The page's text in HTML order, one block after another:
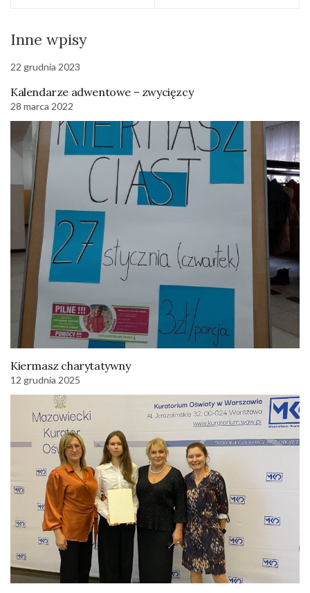
Inne wpisy
22 grudnia 2023
Kalendarze adwentowe – zwycięzcy
28 marca 2022
Kiermasz charytatywny
12 grudnia 2025